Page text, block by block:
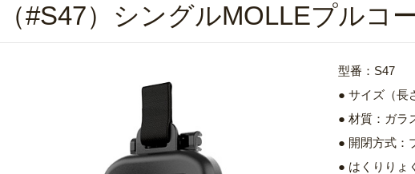
（#S47）シングルMOLLEプルコ
型番：S47
● サイズ（長
● 材質：ガラ
● 開閉方式：
● はくりりょ